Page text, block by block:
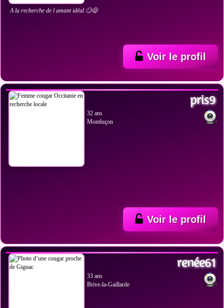
A la recherche de l amant idéal 🙄😅
Voir le profil
pris9
32 ans
Montluçon
Voir le profil
renée61
33 ans
Brive-la-Gaillarde